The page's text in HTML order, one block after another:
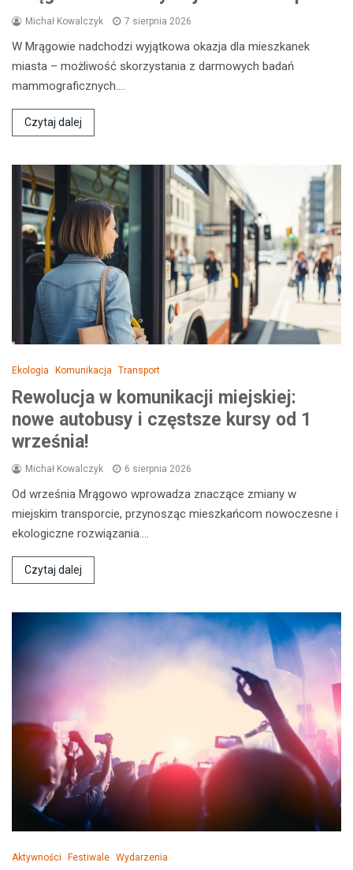
Michał Kowalczyk 7 sierpnia 2026
W Mrągowie nadchodzi wyjątkowa okazja dla mieszkanek
miasta – możliwość skorzystania z darmowych badań
mammograficznych.…
Czytaj dalej
Ekologia Komunikacja Transport
Rewolucja w komunikacji miejskiej:
nowe autobusy i częstsze kursy od 1
września!
Michał Kowalczyk 6 sierpnia 2026
Od września Mrągowo wprowadza znaczące zmiany w
miejskim transporcie, przynosząc mieszkańcom nowoczesne i
ekologiczne rozwiązania.…
Czytaj dalej
Aktywności Festiwale Wydarzenia